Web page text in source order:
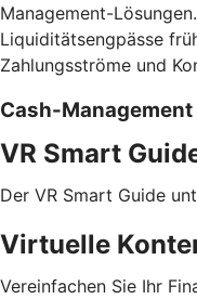
Management-
Liquiditätsengpässe
Zahlungsströme und
Cash-Management
VR Smart
Der VR Smart Guide
Virtuelle
Vereinfachen Sie Ihr